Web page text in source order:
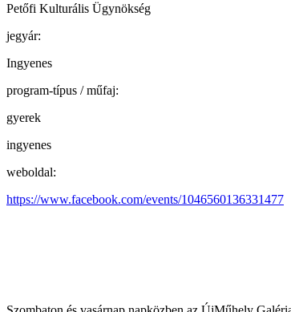
Petőfi Kulturális Ügynökség
jegyár:
Ingyenes
program-típus / műfaj:
gyerek
ingyenes
weboldal:
https://www.facebook.com/events/1046560136331477